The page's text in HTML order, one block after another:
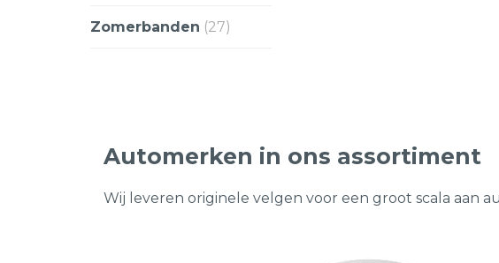
Zomerbanden (27)
Automerken in ons assortiment
Wij leveren originele velgen voor een groot scala aan